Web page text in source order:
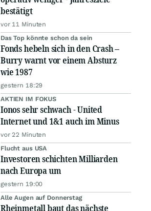
bestätigt
vor 11 Minuten
Das Top könnte schon da sein
Fonds hebeln sich in den Crash –
Burry warnt vor einem Absturz
wie 1987
gestern 18:29
AKTIEN IM FOKUS
Ionos sehr schwach - United
Internet und 1&1 auch im Minus
vor 22 Minuten
Flucht aus USA
Investoren schichten Milliarden
nach Europa um
gestern 19:00
Alle Augen auf Donnerstag
Rheinmetall baut das nächste